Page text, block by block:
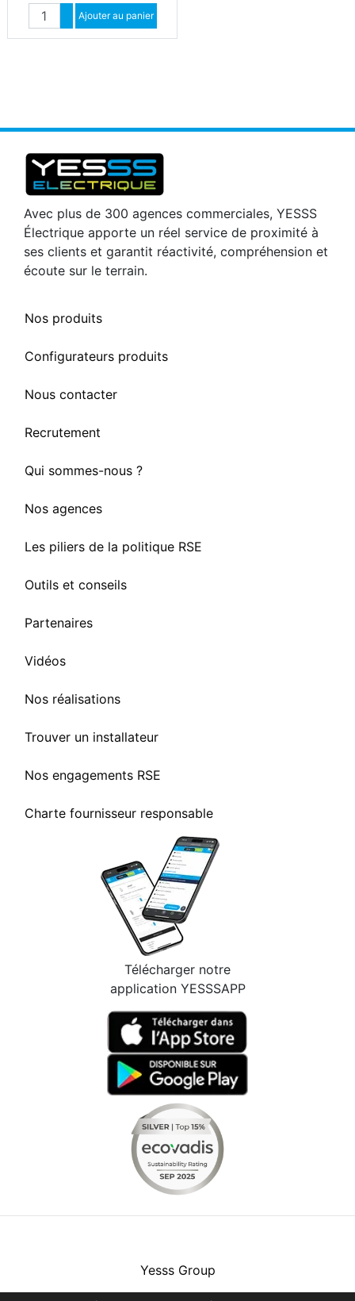
Quantité
Augmenter quantité
Diminuer quantité
Ajouter au panier
Avec plus de 300 agences commerciales, YESSS
Électrique apporte un réel service de proximité à
ses clients et garantit réactivité, compréhension et
écoute sur le terrain.
Nos produits
Configurateurs produits
Nous contacter
Recrutement
Qui sommes-nous ?
Nos agences
Les piliers de la politique RSE
Outils et conseils
Partenaires
Vidéos
Nos réalisations
Trouver un installateur
Nos engagements RSE
Charte fournisseur responsable
Télécharger notre
application YESSSAPP
Yesss Group